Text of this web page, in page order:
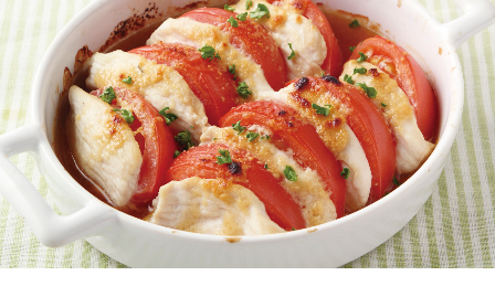
調味酢
お酢ドリンク ぽん酢
みりん風・料理酒 鍋用調味料
新商品一覧
キャンペーン情報
ブランド・スペシャルサイト
ブランド・スペシャルサイト トップ
商品ブランドサイト
Fibee（ファイビー）
企業情報
国内事業概要